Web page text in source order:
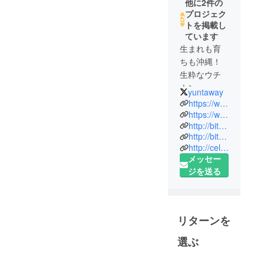
他に2件の
プロジェク
トを掲載し
ています
生まれも育
ちも沖縄！
生粋なウチ
ナン
チュ！！
比嘉ゆんた
こと
YUNTAWAY
です。
沖縄の自然
皆様にSNS
を通し、沖
縄の魅力を
yuntaway
https://www.facebook.com/yuntaway
https://www.instagram.com/yuntaway/
http://bit.ly/2J3myP9
http://bit.ly/2rqe76L
http://celebrity.jp/YUNTAWAY/
メッセー
ジを送る
リターンを
選ぶ